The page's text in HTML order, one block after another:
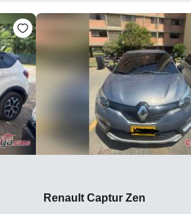
Renault Captur Zen